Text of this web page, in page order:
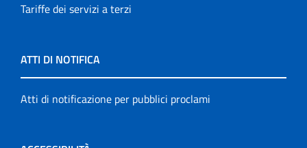
Tariffe dei servizi a terzi
ATTI DI NOTIFICA
Atti di notificazione per pubblici proclami